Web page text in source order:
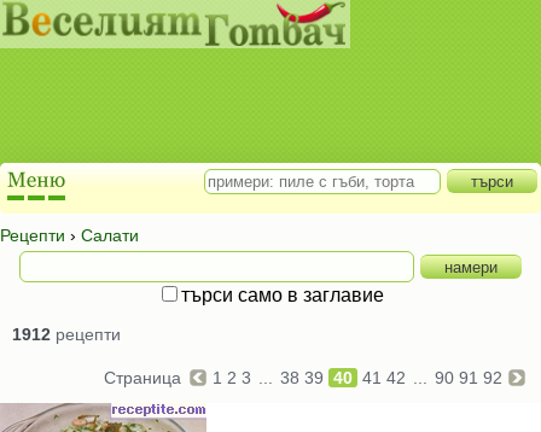
Рецепти › Салати
търси само в заглавие
1912 рецепти
Страница 1 2 3 38 39 40 41 42 90 91 92